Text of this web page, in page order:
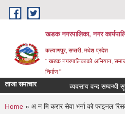
Skip to main content
खडक नगरपालिका, नगर
कल्याणपुर, सप्तरी, मधेश प्रदेश
" खडक नगरपालिकाको अभियान,
निर्माण "
ताजा समाचार व्यवसाय वन्द सम्वन्धी सूचना
You are here
Home » अ न मि करार सेवा भर्ना को फाइनल